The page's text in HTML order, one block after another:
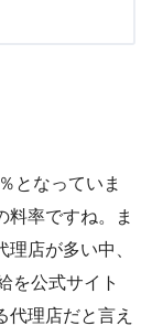
となっていま
料率ですね。ま
店が多い中、
を公式サイト
代理店だと言え